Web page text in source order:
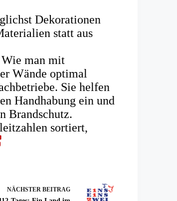
Dekorationen
statt aus
man mit
Wände optimal
Sie helfen
Handhabung ein und
Brandschutz.
sortiert,
NÄCHSTERBEITRAG